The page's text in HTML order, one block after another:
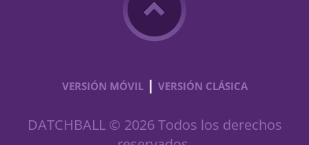
VERSIÓN MÓVIL | VERSIÓN CLÁSICA
DATCHBALL © 2026 Todos los derechos